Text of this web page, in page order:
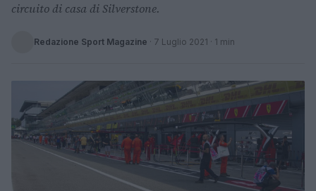
circuito di casa di Silverstone.
Redazione Sport Magazine · 7 Luglio 2021 · 1 min